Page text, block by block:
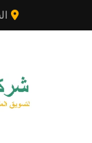
إلى